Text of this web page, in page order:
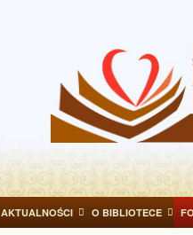
AKTUALNOŚCI O BIBLIOTECE